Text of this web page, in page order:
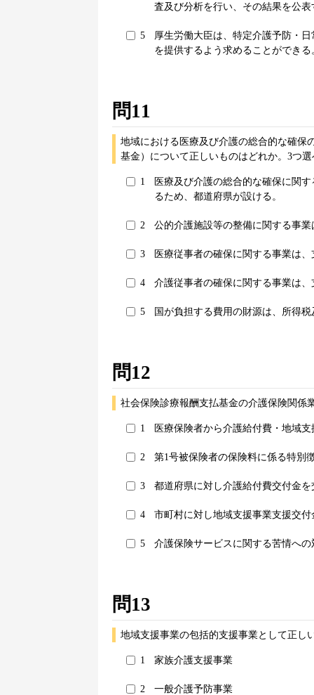
査及び分析を行い、その結果を公
5
厚生労働大臣は、特定介護予防・
を提供するよう求めることができる
問11
地域における医療及び介護の総合的な確保
基金）について正しいものはどれか。3つ選
1
医療及び介護の総合的な確保に関
るため、都道府県が設ける。
2 公的介護施設等の整備に関する事
3 医療従事者の確保に関する事業は
4 介護従事者の確保に関する事業は
5 国が負担する費用の財源は、所得
問12
社会保険診療報酬支払基金の介護保険関係
1 医療保険者から介護給付費・地域
2 第1号被保険者の保険料に係る特別
3 都道府県に対し介護給付費交付金を
4 市町村に対し地域支援事業支援交
5 介護保険サービスに関する苦情へ
問13
地域支援事業の包括的支援事業として正し
1 家族介護支援事業
2 一般介護予防事業